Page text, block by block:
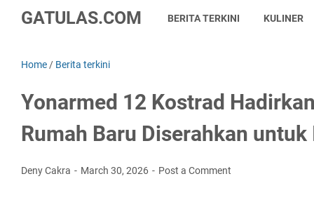
GATULAS.COM BERITA TERKINI KULINER
Home / Berita terkini
Yonarmed 12 Kostrad
Rumah Baru Diserahkan
Deny Cakra March 30, 2026 Post a Comment